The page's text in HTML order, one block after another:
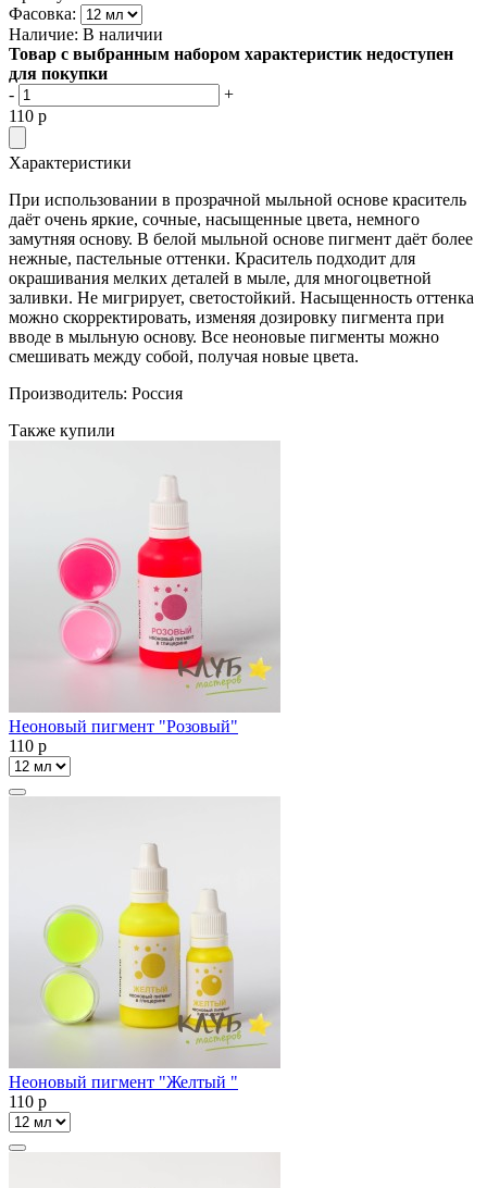
Фасовка:
Наличие: В наличии
Товар с выбранным набором характеристик недоступен
для покупки
-
+
110 p
Характеристики
При использовании в прозрачной мыльной основе краситель
даёт очень яркие, сочные, насыщенные цвета, немного
замутняя основу. В белой мыльной основе пигмент даёт более
нежные, пастельные оттенки. Краситель подходит для
окрашивания мелких деталей в мыле, для многоцветной
заливки. Не мигрирует, светостойкий. Насыщенность оттенка
можно скорректировать, изменяя дозировку пигмента при
вводе в мыльную основу. Все неоновые пигменты можно
смешивать между собой, получая новые цвета.
Производитель: Россия
Также купили
Неоновый пигмент "Розовый"
110 p
Неоновый пигмент "Желтый "
110 p